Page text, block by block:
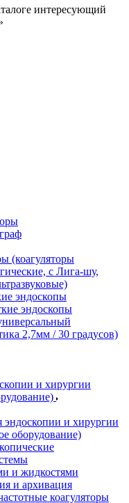
интересующий
(коагуляторы
с Лига-шу,
эндоскопы
эндоскопы
2,7мм / 30 градусов)
и хирургии
эндоскопии и хирургии
оборудование)
и жидкостями
и архивация
коагуляторы